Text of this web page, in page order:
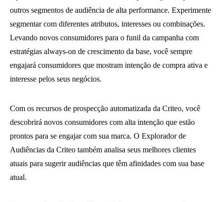
outros segmentos de audiência de alta performance. Experimente
segmentar com diferentes atributos, interesses ou combinações.
Levando novos consumidores para o funil da campanha com
estratégias always-on de crescimento da base, você sempre
engajará consumidores que mostram intenção de compra ativa e
interesse pelos seus negócios.
Com os recursos de prospecção automatizada da Criteo, você
descobrirá novos consumidores com alta intenção que estão
prontos para se engajar com sua marca. O Explorador de
Audiências da Criteo também analisa seus melhores clientes
atuais para sugerir audiências que têm afinidades com sua base
atual.